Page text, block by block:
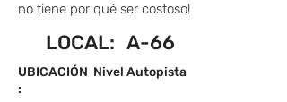
no tiene por qué ser costoso!
LOCAL: A-66
UBICACIÓN
:
Nivel Autopista